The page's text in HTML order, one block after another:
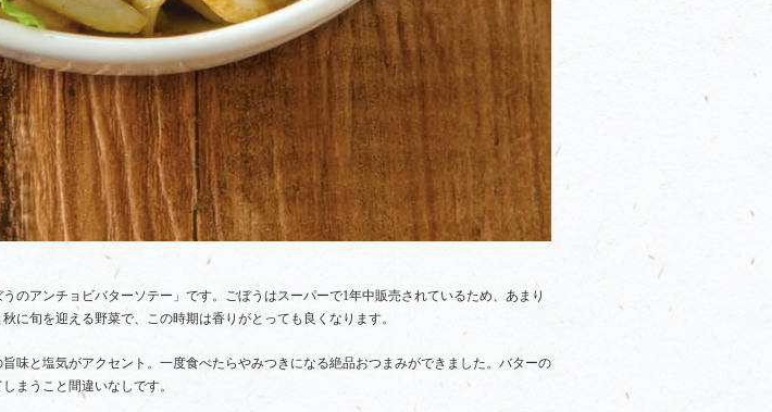
のアンチョビバターソテー」です。ごぼうはスーパーで1年中販売されているため、あまり
に旬を迎える野菜で、この時期は香りがとっても良くなります。
味と塩気がアクセント。一度食べたらやみつきになる絶品おつまみができました。バターの
まうこと間違いなしです。